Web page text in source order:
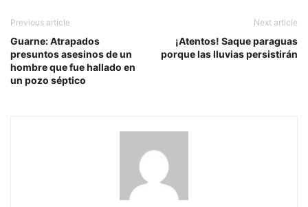
Previous article
Guarne: Atrapados
presuntos asesinos de un
hombre que fue hallado en
un pozo séptico
Next article
¡Atentos! Saque paraguas
porque las lluvias persistirán